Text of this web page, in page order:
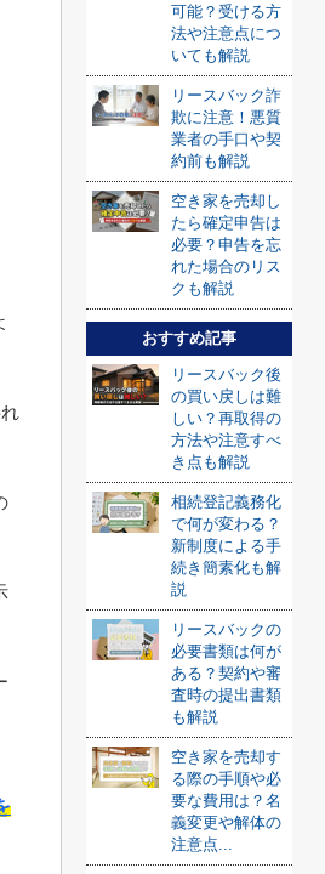
可能？受ける方
法や注意点につ
いても解説
リースバック詐
欺に注意！悪質
業者の手口や契
約前も解説
空き家を売却し
たら確定申告は
必要？申告を忘
れた場合のリス
クも解説
おすすめ記事
リースバック後
の買い戻しは難
しい？再取得の
方法や注意すべ
き点も解説
相続登記義務化
で何が変わる？
新制度による手
続き簡素化も解
説
リースバックの
必要書類は何が
ある？契約や審
査時の提出書類
も解説
空き家を売却す
る際の手順や必
要な費用は？名
義変更や解体の
注意点...